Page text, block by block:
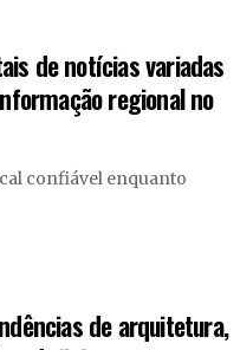
de notícias variadas
regional no
confiável enquanto
de arquitetura,